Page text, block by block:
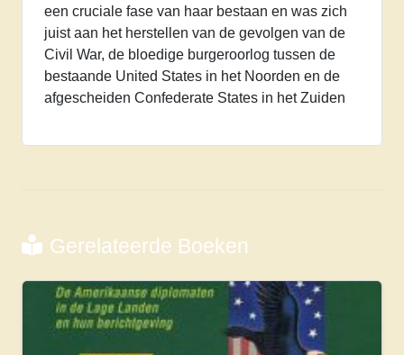
een cruciale fase van haar bestaan en was zich
juist aan het herstellen van de gevolgen van de
Civil War, de bloedige burgeroorlog tussen de
bestaande United States in het Noorden en de
afgescheiden Confederate States in het Zuiden
Gerelateerde Boeken